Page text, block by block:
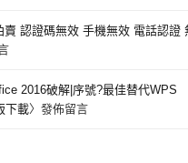
賣 認證碼無效 手機無效 電話認證
2016破解|序號?最佳替代WPS
下載〉發佈留言